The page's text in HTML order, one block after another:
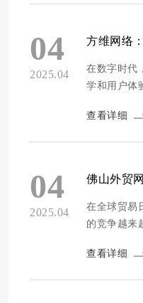
验。 **1. 个性化设计定制** 方维网络深
谙，消费
验。在当...
04
2025.04
在数字时代
学和用户体
的话题。方
站设计的首
同时提升用
计师们...
查看详细
04
2025.04
在全球贸易
的竞争越来
公司实力的
查看详细